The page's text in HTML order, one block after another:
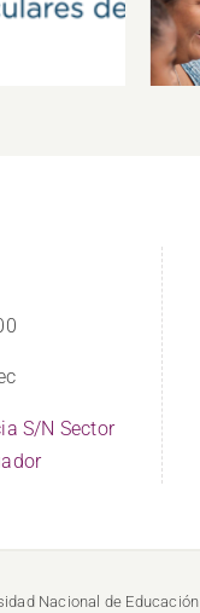
S/N Sector
Nacional de Educación